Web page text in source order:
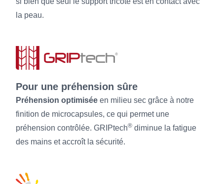
la peau.
Pour une préhension sûre
Préhension optimisée en milieu sec grâce à notre
finition de microcapsules, ce qui permet une
préhension contrôlée. GRIPtech® diminue la fatigue
des mains et accroît la sécurité.